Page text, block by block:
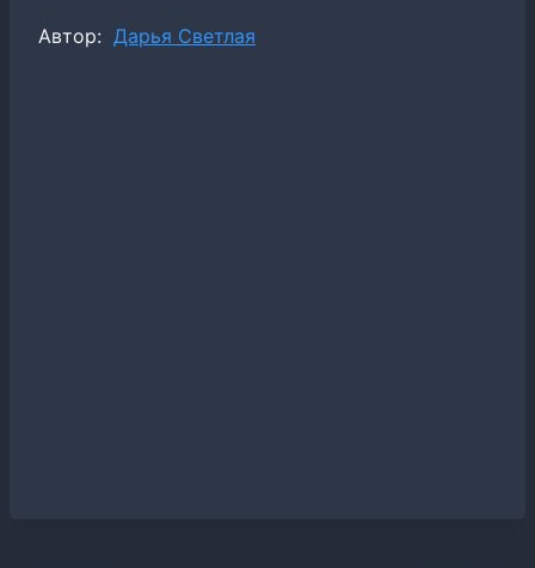
Метки
Автор: Дарья Светлая